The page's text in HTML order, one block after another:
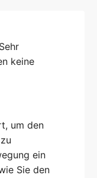
keine
um den
ein
Sie den